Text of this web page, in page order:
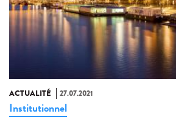
ACTUALITÉ 27.07.2021
Institutionnel